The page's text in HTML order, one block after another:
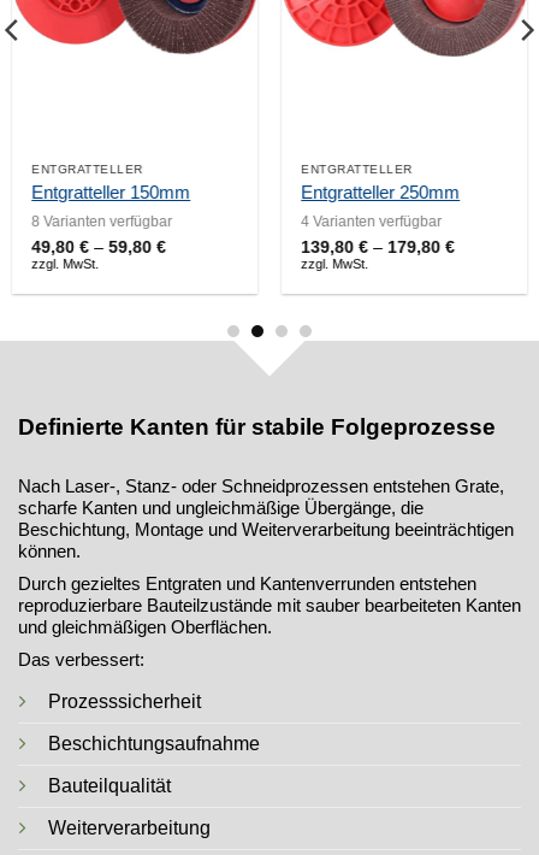
ENTGRATTELLER
Entgratteller 150mm
8 Varianten verfügbar
49,80€ –59,80€
59,80 €
zzgl. MwSt.
ENTGRATTELLER
Entgratteller 250mm
4 Varianten verfügbar
139,80€ –179,80€
179,80 €
zzgl. MwSt.
Definierte Kanten für stabile Folgeprozesse
Nach Laser-, Stanz- oder Schneidprozessen entstehen Grate,
scharfe Kanten und ungleichmäßige Übergänge, die
Beschichtung, Montage und Weiterverarbeitung beeinträchtigen
können.
Durch gezieltes Entgraten und Kantenverrunden entstehen
reproduzierbare Bauteilzustände mit sauber bearbeiteten Kanten
und gleichmäßigen Oberflächen.
Das verbessert:
Prozesssicherheit
Beschichtungsaufnahme
Bauteilqualität
Weiterverarbeitung